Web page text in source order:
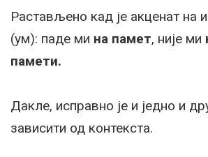
Растављено кад је акценат на
(ум): паде ми на памет, није ми
памети.
Дакле, исправно је и једно и
зависити од контекста.